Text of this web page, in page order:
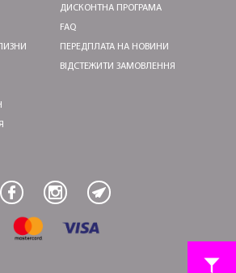
ДИСКОНТНА ПРОГРАМА
FAQ
ПЕРЕДПЛАТА НА НОВИНИ
ВІДСТЕЖИТИ ЗАМОВЛЕННЯ